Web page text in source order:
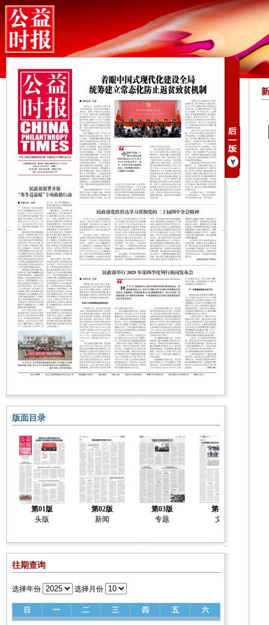
版面目录
第01版
头版
第02版
新闻
第03版
专题
第04版
文化
往期查询
选择年份 选择月份
日 一 二 三 四 五 六